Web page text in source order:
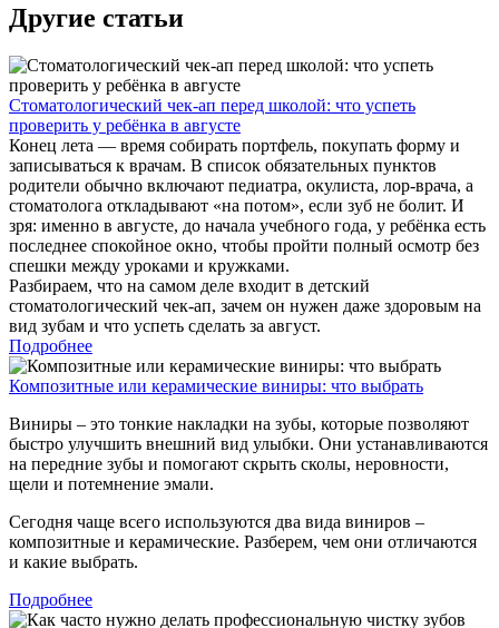
Другие статьи
Стоматологический чек-ап перед школой: что успеть
проверить у ребёнка в августе
Конец лета — время собирать портфель, покупать форму и
записываться к врачам. В список обязательных пунктов
родители обычно включают педиатра, окулиста, лор-врача, а
стоматолога откладывают «на потом», если зуб не болит. И
зря: именно в августе, до начала учебного года, у ребёнка есть
последнее спокойное окно, чтобы пройти полный осмотр без
спешки между уроками и кружками.
Разбираем, что на самом деле входит в детский
стоматологический чек-ап, зачем он нужен даже здоровым на
вид зубам и что успеть сделать за август.
Подробнее
Композитные или керамические виниры: что выбрать
Виниры – это тонкие накладки на зубы, которые позволяют
быстро улучшить внешний вид улыбки. Они устанавливаются
на передние зубы и помогают скрыть сколы, неровности,
щели и потемнение эмали.
Сегодня чаще всего используются два вида виниров –
композитные и керамические. Разберем, чем они отличаются
и какие выбрать.
Подробнее